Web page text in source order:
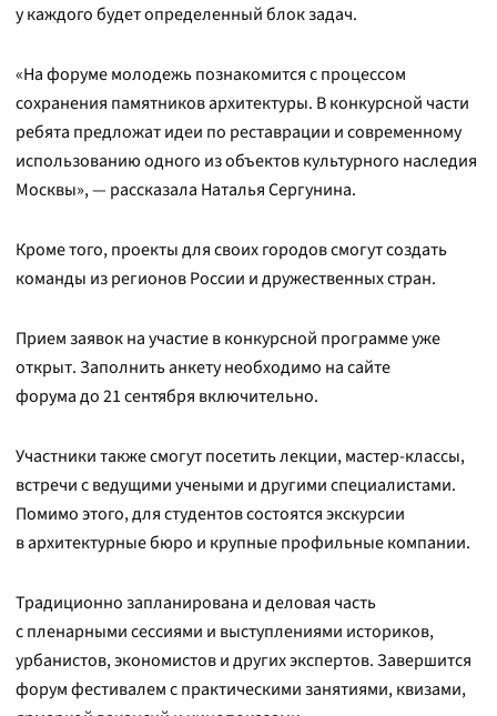
у каждого будет определенный блок задач.
«На форуме молодежь познакомится с процессом
сохранения памятников архитектуры. В конкурсной части
ребята предложат идеи по реставрации и современному
использованию одного из объектов культурного наследия
Москвы», — рассказала Наталья Сергунина.
Кроме того, проекты для своих городов смогут создать
команды из регионов России и дружественных стран.
Прием заявок на участие в конкурсной программе уже
открыт. Заполнить анкету необходимо на сайте
форума до 21 сентября включительно.
Участники также смогут посетить лекции, мастер-классы,
встречи с ведущими учеными и другими специалистами.
Помимо этого, для студентов состоятся экскурсии
в архитектурные бюро и крупные профильные компании.
Традиционно запланирована и деловая часть
с пленарными сессиями и выступлениями историков,
урбанистов, экономистов и других экспертов. Завершится
форум фестивалем с практическими занятиями, квизами,